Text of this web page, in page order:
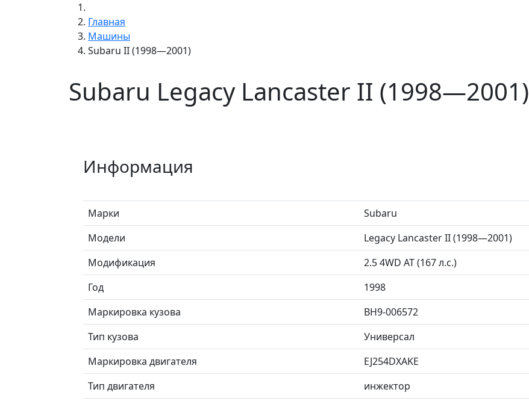
Главная
Машины
Subaru II (1998—2001)
Subaru Legacy Lancaster II (1998—2001)
Информация
Марки
Subaru
Модели
Legacy Lancaster II (1998—2001)
Модификация
2.5 4WD AT (167 л.с.)
Год
1998
Маркировка кузова
BH9-006572
Тип кузова
Универсал
Маркировка двигателя
EJ254DXAKE
Тип двигателя
инжектор